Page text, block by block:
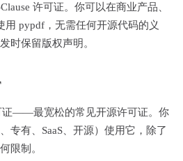
许可证。你可以在商业产品、
用 pypdf，无需任何开源代码的义
时保留版权声明。
证——最宽松的常见开源许可证。你
专有、SaaS、开源）使用它，除了
限制。